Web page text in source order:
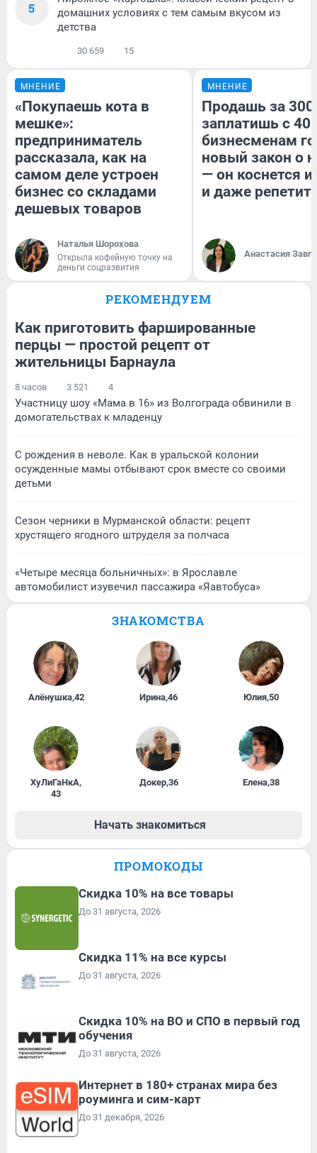
5
домашних условиях с тем самым вкусом из
детства
30 659 15
МНЕНИЕ
«Покупаешь кота в
мешке»:
предприниматель
рассказала, как на
самом деле устроен
бизнес со складами
дешевых товаров
Наталья Шорохова
Открыла кофейную точку на
деньги соцразвития
МНЕНИЕ
Продашь за
заплатишь с
бизнесменам
новый закон о
— он коснется
и даже
Анастасия
РЕКОМЕНДУЕМ
Как приготовить фаршированные
перцы — простой рецепт от
жительницы Барнаула
8 часов 3 521 4
Участницу шоу «Мама в 16» из Волгограда обвинили в
домогательствах к младенцу
С рождения в неволе. Как в уральской колонии
осужденные мамы отбывают срок вместе со своими
детьми
Сезон черники в Мурманской области: рецепт
хрустящего ягодного штруделя за полчаса
«Четыре месяца больничных»: в Ярославле
автомобилист изувечил пассажира «Яавтобуса»
ЗНАКОМСТВА
Алёнушка,42 Ирина,46 Юлия,50
ХуЛиГаНкА,
43
Докер,36 Елена,38
Начать знакомиться
ПРОМОКОДЫ
Скидка 10% на все товары
До 31 августа, 2026
Скидка 11% на все курсы
До 31 августа, 2026
Скидка 10% на ВО и СПО в первый год
обучения
До 31 августа, 2026
Интернет в 180+ странах мира без
роуминга и сим-карт
До 31 декабря, 2026